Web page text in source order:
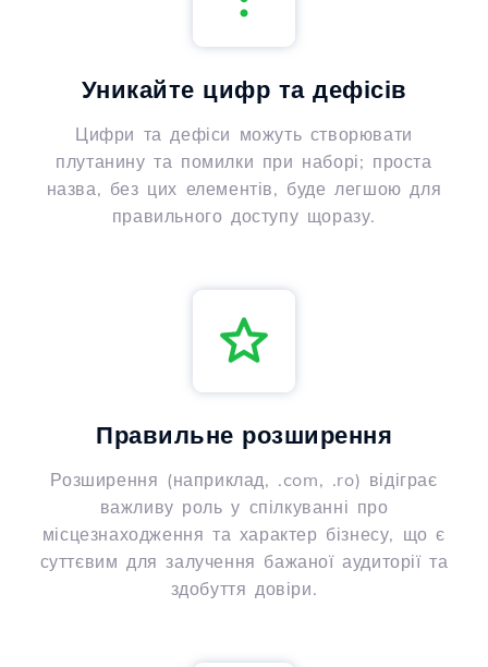
Уникайте цифр та дефісів
Цифри та дефіси можуть створювати
плутанину та помилки при наборі; проста
назва, без цих елементів, буде легшою для
правильного доступу щоразу.
Правильне розширення
Розширення (наприклад, .com, .ro) відіграє
важливу роль у спілкуванні про
місцезнаходження та характер бізнесу, що є
суттєвим для залучення бажаної аудиторії та
здобуття довіри.